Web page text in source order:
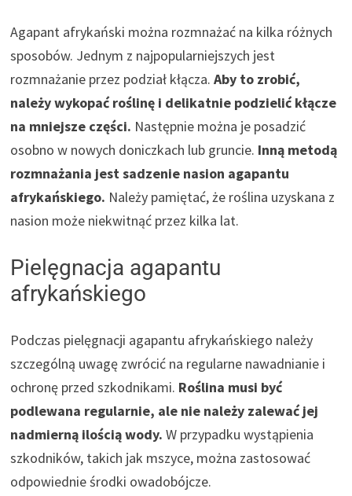
Agapant afrykański można rozmnażać na kilka różnych
sposobów. Jednym z najpopularniejszych jest
rozmnażanie przez podział kłącza.Aby to zrobić,
należy wykopać roślinę i delikatnie podzielić kłącze
na mniejsze części. Następnie można je posadzić
osobno w nowych doniczkach lub gruncie. Inną metodą
rozmnażania jest sadzenie nasion agapantu
afrykańskiego. Należy pamiętać, że roślina uzyskana z
nasion może niekwitnąć przez kilka lat.
Pielęgnacja agapantu
afrykańskiego
Podczas pielęgnacji agapantu afrykańskiego należy
szczególną uwagę zwrócić na regularne nawadnianie i
ochronę przed szkodnikami. Roślina musi być
podlewana regularnie, ale nie należy zalewać jej
nadmierną ilością wody. W przypadku wystąpienia
szkodników, takich jak mszyce, można zastosować
odpowiednie środki owadobójcze.